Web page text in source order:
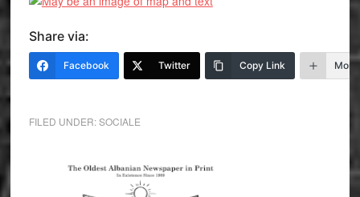
Share via:
Facebook Twitter Copy Link More
FILED UNDER:SOCIALE